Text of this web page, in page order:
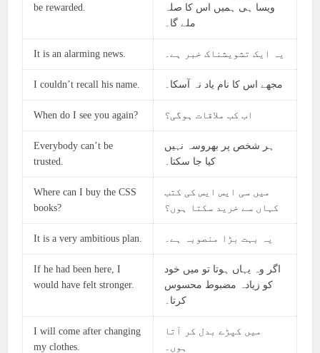
be rewarded.
ویسا ہی ہمیں اس کا صلہ
ملے گا۔
It is an alarming news. یہ ایک تشویشناک خبر ہے۔
I couldn’t recall his name. مجھے اس کا نام یاد نہ آسکا۔
When do I see you again? اب کب ملاقات ہوگی؟
Everybody can’t be
trusted.
ہر شخص پر بھروسہ نہیں
کیا جا سکتا۔
Where can I buy the CSS
books?
میں سی ایس ایس کی کتب
کہاں سے خرید سکتا ہوں؟
It is a very ambitious plan. یہ بہت بڑا منصوبہ ہے۔
If he had been here, I
would have felt stronger.
اگر وہ یہاں ہوتا تو میں خود
کو زیادہ مضبوط محسوس
کرتا۔
I will come after changing
my clothes.
میں کپڑے بدل کر آتا
ہوں۔